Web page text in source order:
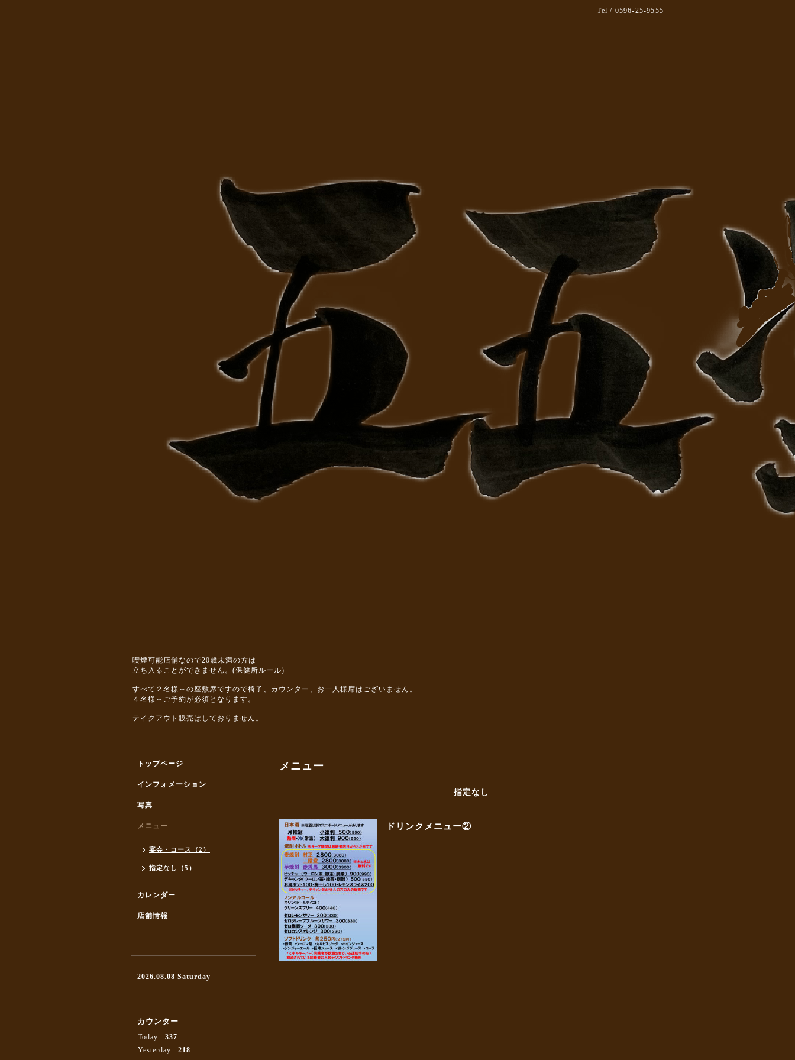
Tel / 0596-25-9555
喫煙可能店舗なので20歳未満の方は
立ち入ることができません。(保健所ルール)
すべて２名様～の座敷席ですので椅子、カウンター、お一人様席はございません。
４名様～ご予約が必須となります。
テイクアウト販売はしておりません。
メニュー
指定なし
ドリンクメニュー②
トップページ
インフォメーション
写真
メニュー
宴会・コース（2）
指定なし（5）
カレンダー
店舗情報
2026.08.08 Saturday
カウンター
Today : 337
Yesterday : 218